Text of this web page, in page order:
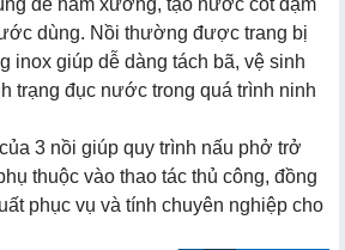
để hầm xương, tạo nước cốt đậm
dùng. Nồi thường được trang bị
inox giúp dễ dàng tách bã, vệ sinh
trạng đục nước trong quá trình ninh
3 nồi giúp quy trình nấu phở trở
thuộc vào thao tác thủ công, đồng
phục vụ và tính chuyên nghiệp cho